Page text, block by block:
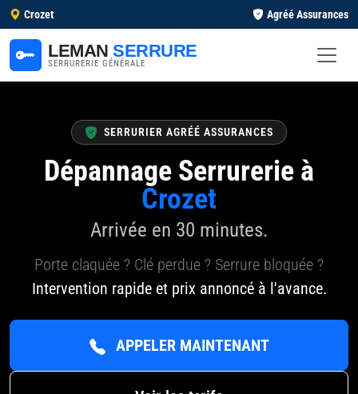
Crozet Agréé Assurances
LEMAN SERRURE
SERRURERIE GÉNÉRALE
SERRURIER AGRÉÉ ASSURANCES
Dépannage Serrurerie à
Crozet
Arrivée en 30 minutes.
Porte claquée ? Clé perdue ? Serrure bloquée ?
Intervention rapide et prix annoncé à l'avance.
APPELER MAINTENANT